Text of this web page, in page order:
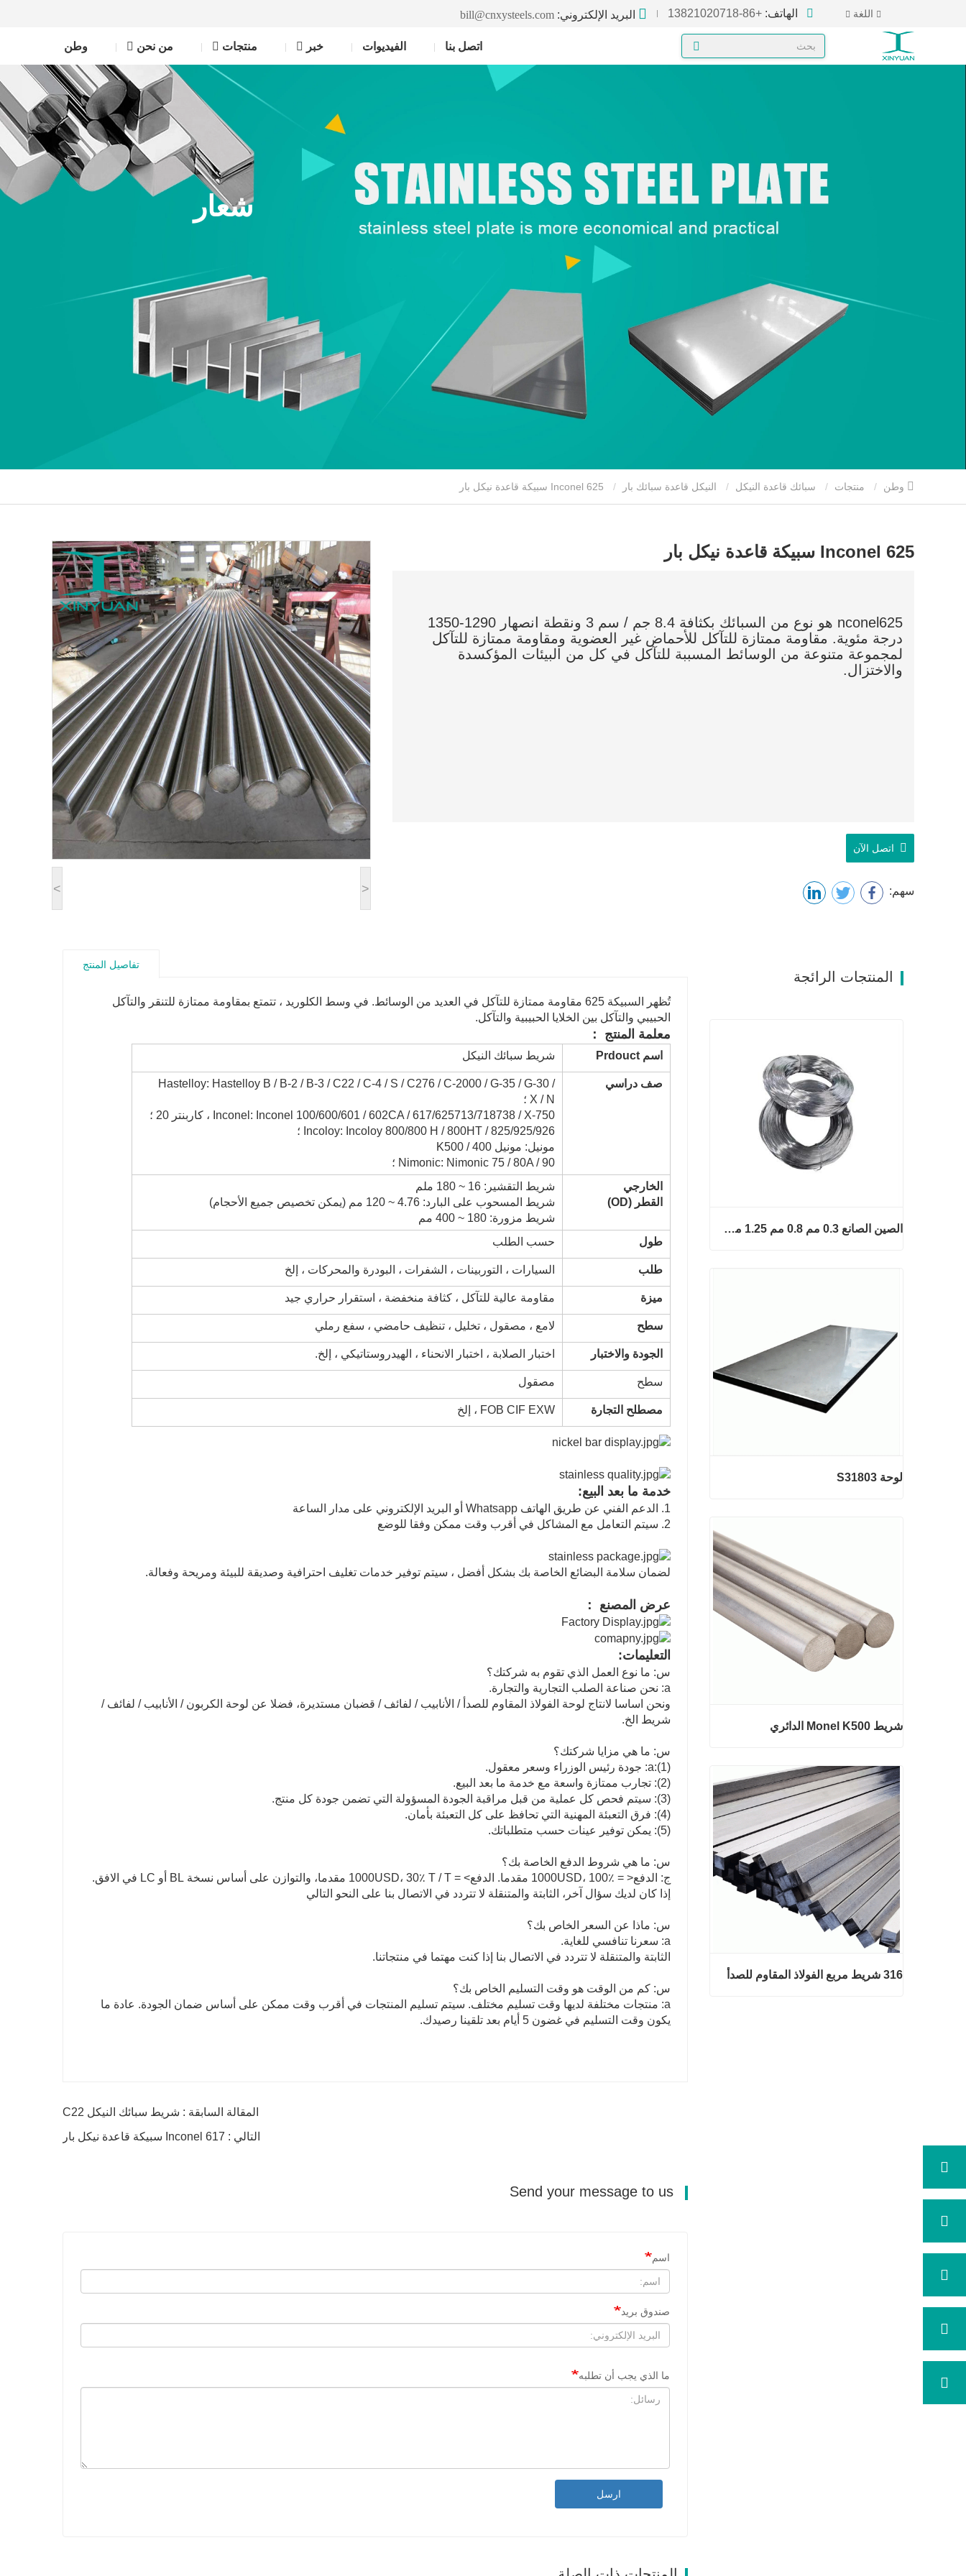
الهاتف: +86-13821020718 البريد الإلكتروني: اللغة
وطن من نحن منتجات خبر الفيديوات اتصل بنا
شعار
منتجات سبائك قاعدة النيكل النيكل قاعدة سبائك بار
< >
Inconel 625 سبيكة قاعدة نيكل بار
nconel625 هو نوع من السبائك بكثافة 8.4 جم / سم 3 ونقطة انصهار 1290-1350
درجة مئوية. مقاومة ممتازة للتآكل للأحماض غير العضوية ومقاومة ممتازة للتآكل
لمجموعة متنوعة من الوسائط المسببة للتآكل في كل من البيئات المؤكسدة
والاختزال.
اتصل الآن
سهم:
تفاصيل المنتج
تُظهر السبيكة 625 مقاومة ممتازة للتآكل في العديد من الوسائط. في وسط الكلوريد ، تتمتع بمقاومة ممتازة للتنقر والتآكل
الحبيبي والتآكل بين الخلايا الحبيبية والتآكل.
معلمة المنتج ：
اسم Prdouct شريط سبائك النيكل
صف دراسي
Hastelloy: Hastelloy B / B-2 / B-3 / C22 / C-4 / S / C276 / C-2000 / G-35 / G-30 /
X / N ؛
Inconel: Inconel 100/600/601 / 602CA / 617/625713/718738 / X-750 ، كاربنتر 20 ؛
Incoloy: Incoloy 800/800 H / 800HT / ​​825/925/926 ؛
مونيل: مونيل 400 / K500
Nimonic: Nimonic 75 / 80A / 90 ؛
الخارجي
القطر (OD)
شريط التقشير: 16 ~ 180 ملم
شريط المسحوب على البارد: 4.76 ~ 120 مم (يمكن تخصيص جميع الأحجام)
شريط مزورة: 180 ~ 400 مم
طول
حسب الطلب
طلب السيارات ، التوربينات ، الشفرات ، البودرة والمحركات ، إلخ
ميزة مقاومة عالية للتآكل ، كثافة منخفضة ، استقرار حراري جيد
سطح لامع ، مصقول ، تخليل ، تنظيف حامضي ، سفع رملي
الجودة والاختبار اختبار الصلابة ، اختبار الانحناء ، الهيدروستاتيكي ، إلخ.
سطح مصقول
مصطلح التجارة FOB CIF EXW ، إلخ
خدمة ما بعد البيع:
1. الدعم الفني عن طريق الهاتف Whatsapp أو البريد الإلكتروني على مدار الساعة
2. سيتم التعامل مع المشاكل في أقرب وقت ممكن وفقا للوضع
لضمان سلامة البضائع الخاصة بك بشكل أفضل ، سيتم توفير خدمات تغليف احترافية وصديقة للبيئة ومريحة وفعالة.
عرض المصنع ：
التعليمات:
س: ما نوع العمل الذي تقوم به شركتك؟
a: نحن صناعة الصلب التجارية والتجارة.
ونحن اساسا لانتاج لوحة الفولاذ المقاوم للصدأ / الأنابيب / لفائف / قضبان مستديرة، فضلا عن لوحة الكربون / الأنابيب / لفائف /
شريط الخ.
س: ما هي مزايا شركتك؟
a:(1): جودة رئيس الوزراء وسعر معقول.
(2): تجارب ممتازة واسعة مع خدمة ما بعد البيع.
(3): سيتم فحص كل عملية من قبل مراقبة الجودة المسؤولة التي تضمن جودة كل منتج.
(4): فرق التعبئة المهنية التي تحافظ على كل التعبئة بأمان.
(5): يمكن توفير عينات حسب متطلباتك.
س: ما هي شروط الدفع الخاصة بك؟
ج: الدفع< = 1000USD، 100٪ مقدما. الدفع> = 1000USD، 30٪ T / T مقدما، والتوازن على أساس نسخة BL أو LC في الافق.
إذا كان لديك سؤال آخر، الثابتة والمتنقلة لا تتردد في الاتصال بنا على النحو التالي
س: ماذا عن السعر الخاص بك؟
a: سعرنا تنافسي للغاية.
الثابتة والمتنقلة لا تتردد في الاتصال بنا إذا كنت مهتما في منتجاتنا.
س: كم من الوقت هو وقت التسليم الخاص بك؟
a: منتجات مختلفة لديها وقت تسليم مختلف. سيتم تسليم المنتجات في أقرب وقت ممكن على أساس ضمان الجودة. عادة ما
يكون وقت التسليم في غضون 5 أيام بعد تلقينا رصيدك.
المقالة السابقة : شريط سبائك النيكل C22
التالي : Inconel 617 سبيكة قاعدة نيكل بار
اسم
صندوق بريد
ما الذي يجب أن تطلبه
ارسل
المنتجات الرائجة
الصين الصانع 0.3 مم 0.8 مم 1.25 مم 2 مم أسلاك الفولاذ المجلفنة
لوحة S31803
شريط Monel K500 الدائري
شريط Monel K500 الدائري
اتصل الآن
316 شريط مربع الفولاذ المقاوم للصدأ